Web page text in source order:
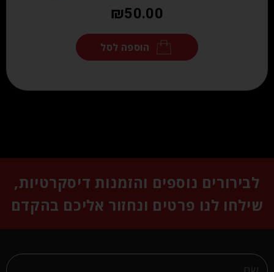
₪50.00
הוספה לסל
לבירורים נוספים והזמנות דיסקרטיות,
שילחו לנו פרטים ונחזור אליכם בהקדם